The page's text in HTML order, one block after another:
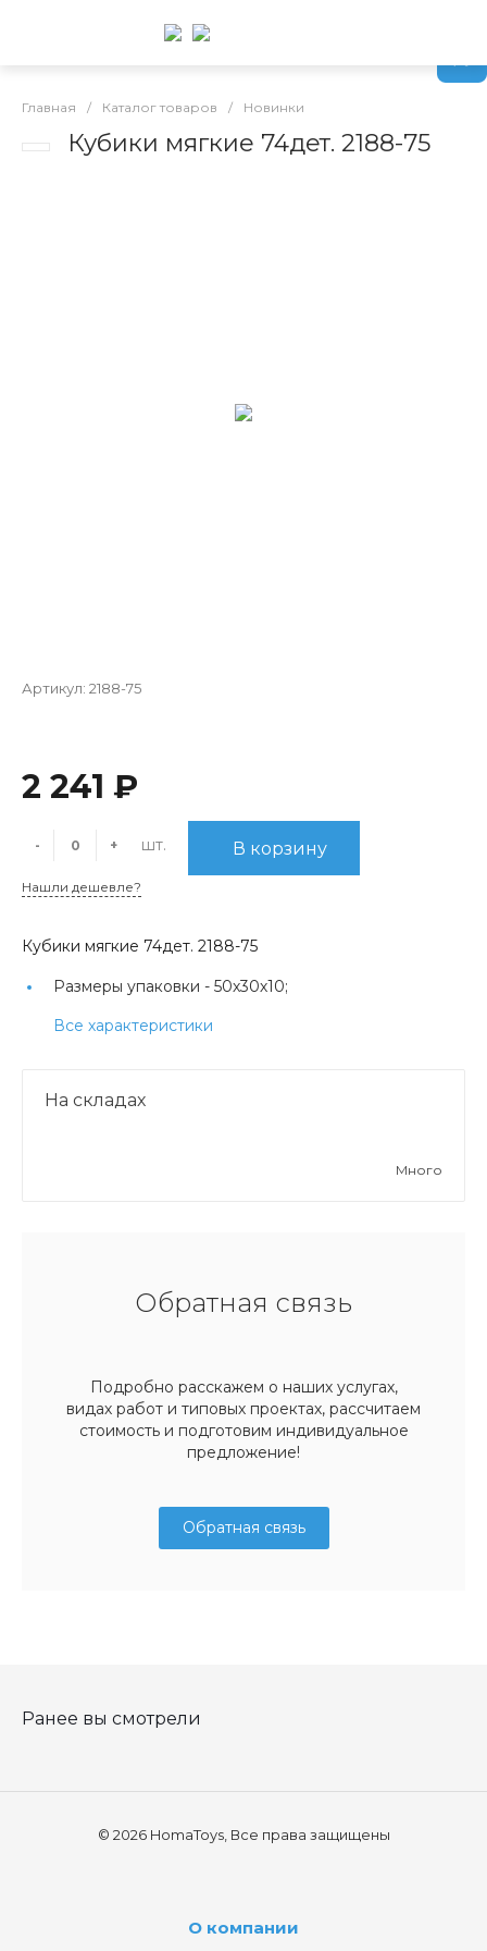
Главная / Каталог товаров / Новинки
Кубики мягкие 74дет. 2188-75
Артикул: 2188-75
2 241 ₽
- + шт. В корзину
Нашли дешевле?
Кубики мягкие 74дет. 2188-75
Размеры упаковки - 50х30х10;
Все характеристики
На складах
Много
Обратная связь
Подробно расскажем о наших услугах,
видах работ и типовых проектах, рассчитаем
стоимость и подготовим индивидуальное
предложение!
Обратная связь
Ранее вы смотрели
© 2026 HomaToys, Все права защищены
О компании